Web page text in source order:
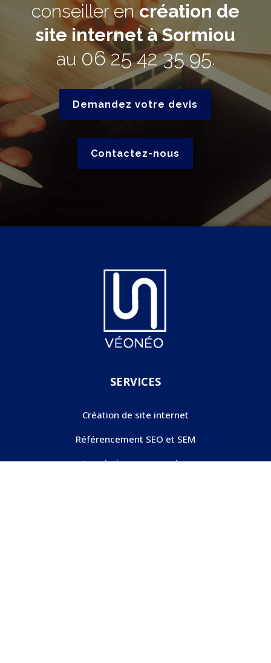
conseiller encréation de
site internet à Sormiou
au 06 25 42 35 95.
Demandez votre devis
Contactez-nous
SERVICES
Création de site internet
Référencement SEO et SEM
Inscription sur annuaire